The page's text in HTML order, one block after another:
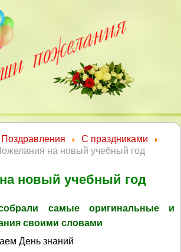
Поздравления
С праздниками
на новый учебный год
новый учебный год
самые оригинальные и
своими словами
День знаний